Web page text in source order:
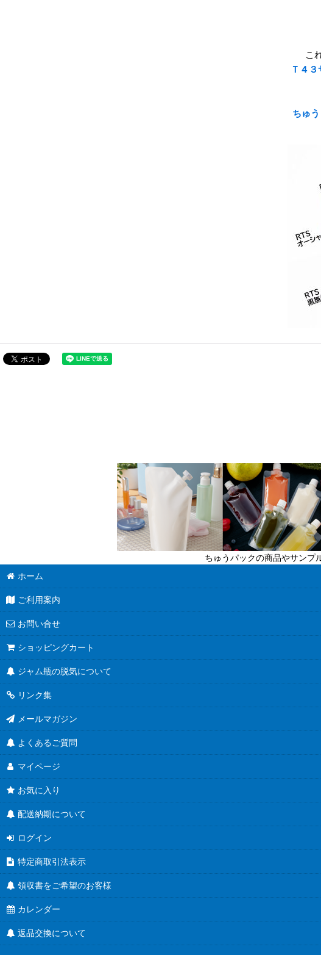
こ
Ｔ４
ちゅ
ちゅうパックの商品やサンプ
ホーム
ご利用案内
お問い合せ
ショッピングカート
ジャム瓶の脱気について
リンク集
メールマガジン
よくあるご質問
マイページ
お気に入り
配送納期について
ログイン
特定商取引法表示
領収書をご希望のお客様
カレンダー
返品交換について